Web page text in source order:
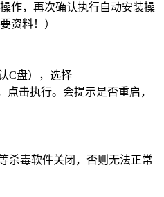
作，再次确认执行自动安装操
资料！）
C盘），选择
点击执行。会提示是否重启，
杀毒软件关闭，否则无法正常